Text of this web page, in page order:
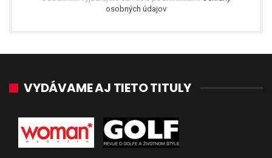
osobných údajov
VYDÁVAME AJ TIETO TITULY